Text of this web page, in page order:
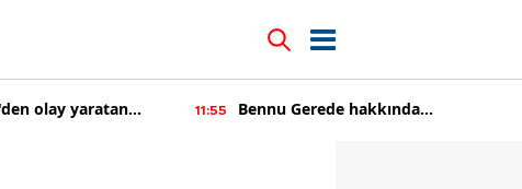
olay yaratan
11:55
Bennu Gerede hakkında